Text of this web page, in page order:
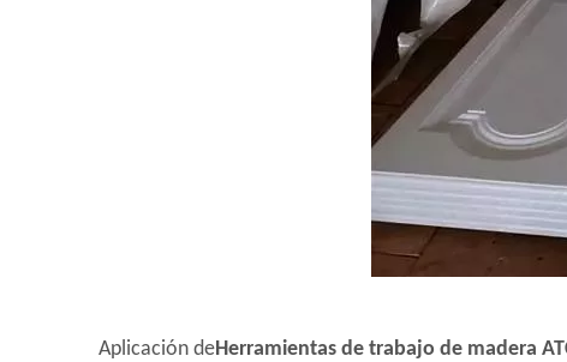
Aplicación deHerramientas de trabajo de madera